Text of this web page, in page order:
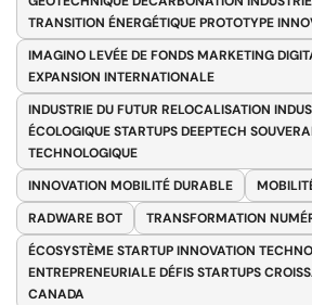
TRANSITION ÉNERGÉTIQUE PROTOTYPE
IMAGINO LEVÉE DE FONDS MARKETING
EXPANSION INTERNATIONALE
INDUSTRIE DU FUTUR RELOCALISATION
ÉCOLOGIQUE STARTUPS DEEPTECH
TECHNOLOGIQUE
INNOVATION MOBILITÉ DURABLE
RADWARE BOT
TRANSFORMATION
ÉCOSYSTÈME STARTUP INNOVATION
ENTREPRENEURIALE DÉFIS STARTUPS
CANADA